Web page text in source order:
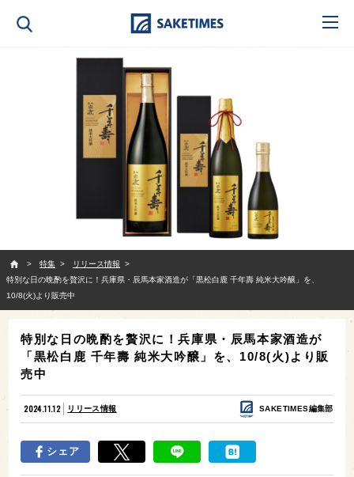
特集
リリース情報
特別な日の晩酌を贅沢に！兵庫県・辰馬本家酒造が「黒松白鹿 千年壽 純米大吟醸」を、
10/8(火)より販売中
特別な日の晩酌を贅沢に！兵庫県・辰馬本家酒造が
「黒松白鹿 千年壽 純米大吟醸」を、10/8(火)より販
売中
2024.11.12 リリース情報 SAKETIMES編集部
シェア